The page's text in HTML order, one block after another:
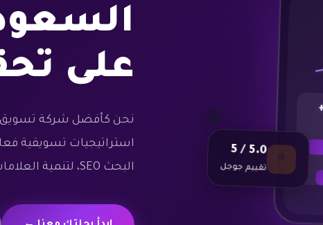
⭐
5.0 / 5
تقييم جوجل
🎯
على
نحن كأفضل شركة
استراتيجيات تسويقية
البحث SEO، لتنمية العلامات التجارية في السوق السعودي.